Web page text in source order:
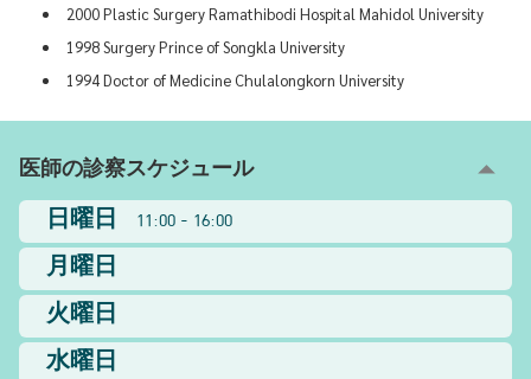
2000 Plastic Surgery Ramathibodi Hospital Mahidol University
1998 Surgery Prince of Songkla University
1994 Doctor of Medicine Chulalongkorn University
医師の診察スケジュール
日曜日
11:00 - 16:00
月曜日
火曜日
水曜日